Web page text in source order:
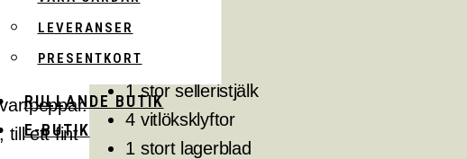
LEVERANSER
PRESENTKORT
RULLANDE BUTIK
E-BUTIK
till ett fint
olivolja
1 gul lök
1 morot
1 stor selleristjälk
4 vitlöksklyftor
1 stort lagerblad